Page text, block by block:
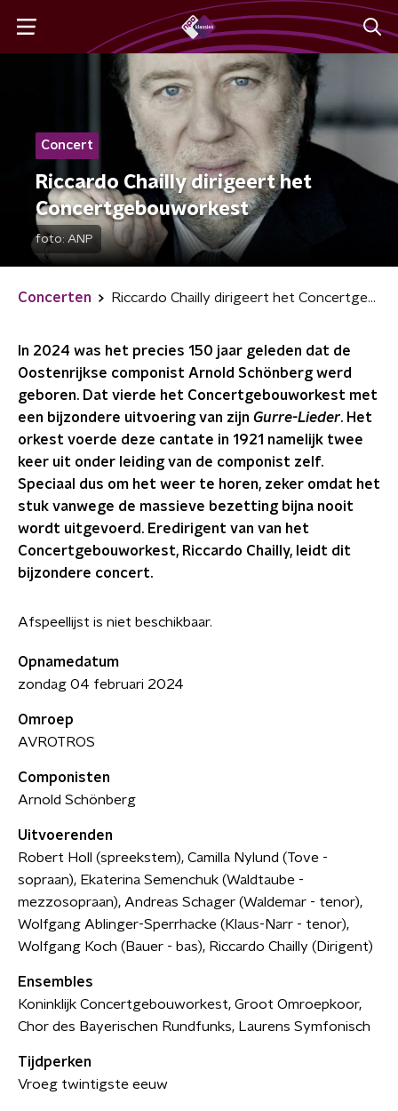
Concert
Riccardo Chailly dirigeert het
Concertgebouworkest
foto: ANP
Concerten Riccardo Chailly dirigeert het Concertgebouworkest
In 2024 was het precies 150 jaar geleden dat de
Oostenrijkse componist Arnold Schönberg werd
geboren. Dat vierde het Concertgebouworkest met
een bijzondere uitvoering van zijn Gurre-Lieder. Het
orkest voerde deze cantate in 1921 namelijk twee
keer uit onder leiding van de componist zelf.
Speciaal dus om het weer te horen, zeker omdat het
stuk vanwege de massieve bezetting bijna nooit
wordt uitgevoerd. Eredirigent van van het
Concertgebouworkest, Riccardo Chailly, leidt dit
bijzondere concert.
Afspeellijst is niet beschikbaar.
Opnamedatum
zondag 04 februari 2024
Omroep
AVROTROS
Componisten
Arnold Schönberg
Uitvoerenden
Robert Holl (spreekstem), Camilla Nylund (Tove -
sopraan), Ekaterina Semenchuk (Waldtaube -
mezzosopraan), Andreas Schager (Waldemar - tenor),
Wolfgang Ablinger-Sperrhacke (Klaus-Narr - tenor),
Wolfgang Koch (Bauer - bas), Riccardo Chailly (Dirigent)
Ensembles
Koninklijk Concertgebouworkest, Groot Omroepkoor,
Chor des Bayerischen Rundfunks, Laurens Symfonisch
Tijdperken
Vroeg twintigste eeuw